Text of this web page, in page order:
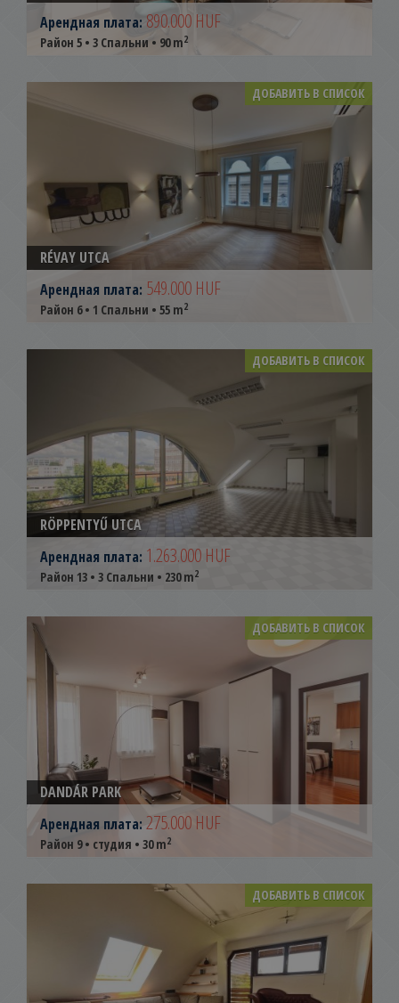
Арендная плата: 890.000 HUF
Район 5 • 3 Спальни • 90 m2
ДОБАВИТЬ В СПИСОК
RÉVAY UTCA
Арендная плата: 549.000 HUF
Район 6 • 1 Спальни • 55 m2
ДОБАВИТЬ В СПИСОК
RÖPPENTYŰ UTCA
Арендная плата: 1.263.000 HUF
Район 13 • 3 Спальни • 230 m2
ДОБАВИТЬ В СПИСОК
DANDÁR PARK
Арендная плата:275.000 HUF
Район 9 • студия • 30 m2
ДОБАВИТЬ В СПИСОК